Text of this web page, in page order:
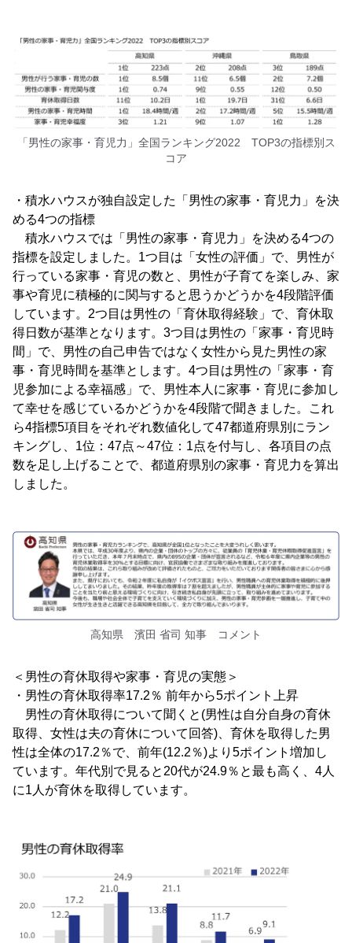
「男性の家事・育児力」全国ランキング2022 TOP3の指標別ス
コア
・積水ハウスが独自設定した「男性の家事・育児力」を決
める4つの指標
積水ハウスでは「男性の家事・育児力」を決める4つの
指標を設定しました。1つ目は「女性の評価」で、男性が
行っている家事・育児の数と、男性が子育てを楽しみ、家
事や育児に積極的に関与すると思うかどうかを4段階評価
しています。2つ目は男性の「育休取得経験」で、育休取
得日数が基準となります。3つ目は男性の「家事・育児時
間」で、男性の自己申告ではなく女性から見た男性の家
事・育児時間を基準とします。4つ目は男性の「家事・育
児参加による幸福感」で、男性本人に家事・育児に参加し
て幸せを感じているかどうかを4段階で聞きました。これ
ら4指標5項目をそれぞれ数値化して47都道府県別にラン
キングし、1位：47点～47位：1点を付与し、各項目の点
数を足し上げることで、都道府県別の家事・育児力を算出
しました。
高知県 濱田 省司 知事 コメント
＜男性の育休取得や家事・育児の実態＞
・男性の育休取得率17.2％ 前年から5ポイント上昇
男性の育休取得について聞くと(男性は自分自身の育休
取得、女性は夫の育休について回答)、育休を取得した男
性は全体の17.2％で、前年(12.2％)より5ポイント増加し
ています。年代別で見ると20代が24.9％と最も高く、4人
に1人が育休を取得しています。